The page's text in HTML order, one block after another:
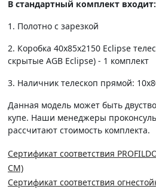
В стандартный комплект входит:
1. Полотно c зарезкой
2. Коробка 40х85х2150 Eclipse
скрытые AGB Eclipse) - 1 комплект
3. Наличник телескоп прямой:
Данная модель может быть
купе. Наши менеджеры
рассчитают стоимость комплекта.
Сертификат соответствия
СМ)
Сертификат соответствия